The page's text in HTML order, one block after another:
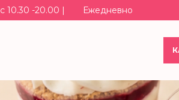
с 10.30 -20.00 | Ежедневно